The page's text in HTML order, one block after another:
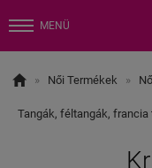
MENÜ
 » Női Termékek »
Tangák, féltangák, francia